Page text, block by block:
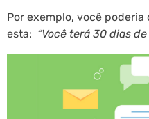
Por exemplo, você
esta: “Você terá 30 dias